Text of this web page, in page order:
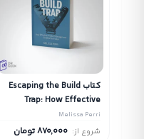
کتاب Escaping the Build
Trap: How Effective
Product Management
Creates Real Value
Melissa Perri
شروع از: 870,000تومان